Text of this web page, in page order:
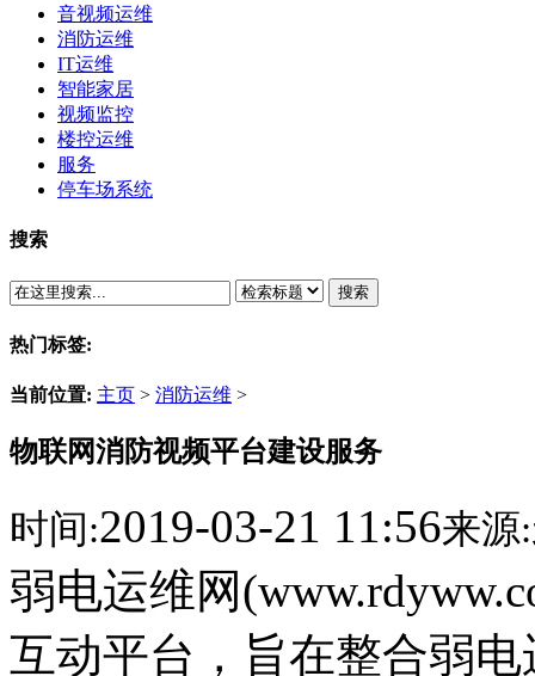
音视频运维
消防运维
IT运维
智能家居
视频监控
楼控运维
服务
停车场系统
搜索
搜索
热门标签:
当前位置: 主页 > 消防运维 >
物联网消防视频平台建设服务
时间:2019-03-21 11:56来源:
弱电运维网
互动平台，旨在整合弱